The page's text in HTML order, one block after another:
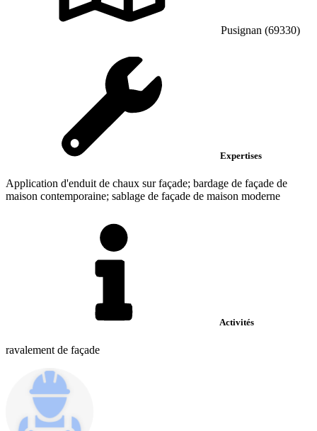
Pusignan (69330)
Expertises
Application d'enduit de chaux sur façade; bardage de façade de
maison contemporaine; sablage de façade de maison moderne
Activités
ravalement de façade